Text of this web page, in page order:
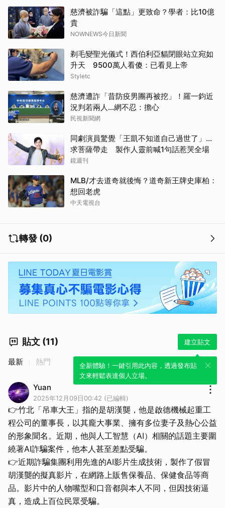
慈濟被詐騙「這點」更致命？學者：比10億
貴
NOWNEWS今日新聞
剃毛變聖光儀式！西伯利亞貓閉眼站立宛如
升天 9500萬人看傻：已看見上帝
Styletc
慈濟遭詐「昔防疫男團再被挖」！羅一鈞近
況判若兩人…網不忍：擔心
民視新聞網
同劇演員驚覺「王凱不知道自己過世了」...
求菩薩帶走 製作人靈前喊1句話惹哭全場
鏡週刊
MLB/才去道奇就後悔？道奇新王牌史庫柏：
想回老虎
中天電視台
轉發 (0)
貼文 (11) 建立貼文
全新體驗！一鍵引用此內容，透過發布貼
文來輕鬆表達個人立場。
最新 熱門
Yuan
2025年12月09日00:42 (已編輯)
👉竹北「吊車大王」指的是胡漢龑，他是啟德機械起重工
程公司的董事長，以其龐大事業、擁有多位妻子及熱心公益
的形象聞名。近期，他與人工智慧（AI）相關的話題主要圍
繞著AI詐騙案件，他本人甚至差點受騙。
👉近期詐騙集團利用先進的AI影片生成技術，製作了假冒
胡漢龑的擬真影片，在網路上販售保養品、保健食品等商
品。影片中的人物嘴型和口音都與本人不同，但因技術逼
真，造成上百位民眾受騙。